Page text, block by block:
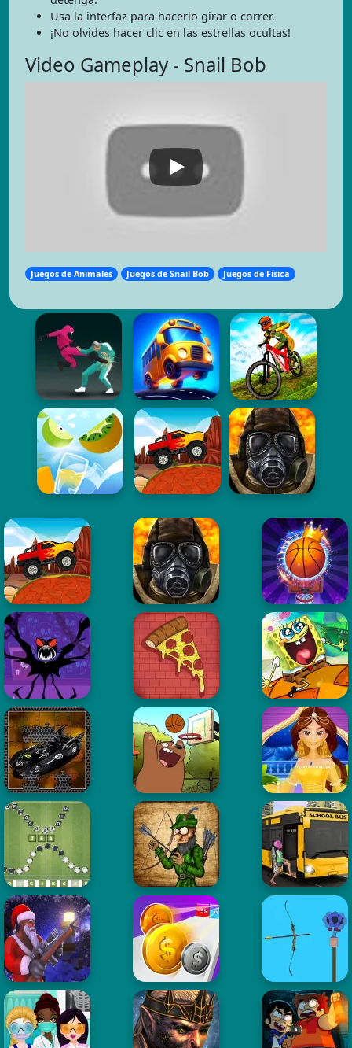
Usa la interfaz para hacerlo girar o correr.
¡No olvides hacer clic en las estrellas ocultas!
Video Gameplay - Snail Bob
Juegos de Animales Juegos de Snail Bob Juegos de Física